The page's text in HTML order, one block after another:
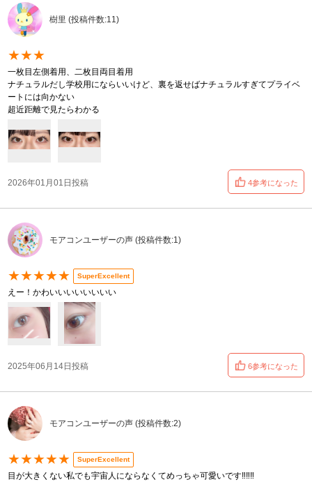
樹里 (投稿件数:11)
★★★
一枚目左側着用、二枚目両目着用
ナチュラルだし学校用にならいいけど、裏を返せばナチュラルすぎてプライベ
ートには向かない
超近距離で見たらわかる
2026年01月01日投稿 4参考になった
モアコンユーザーの声 (投稿件数:1)
★★★★★ SuperExcellent
えー！かわいいいいいいいい
2025年06月14日投稿 6参考になった
モアコンユーザーの声 (投稿件数:2)
★★★★★ SuperExcellent
目が大きくない私でも宇宙人にならなくてめっちゃ可愛いです‼️‼️‼️